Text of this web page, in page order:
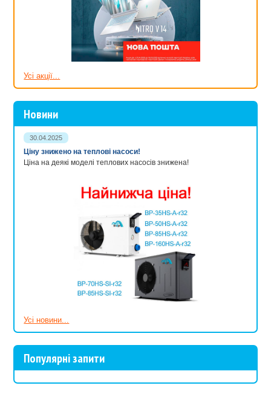
В системі водоочищення застосовують навісні фільтри та
Для освітлення використовують накладні прожектори.
Щоб урізноманітнити свій басейн і зробити його ще більш
функціональним, вже в процесі експлуатації власники
вирішуються на протитечію. І тоді, в цьому випадку, їм якраз
знадобиться навісна протитечія, щоб нічого не порушувати
"АкваЛавка" - надійний помічник у виборі обладнання
На сайті представлені найбільш надійні і всесвітньо визнані
торгові марки: Bridge, EMAUX, Gemas, Intex, Kripsol, Speck,
Vagner, Pahlen, Pentair і інші. На якому зупинити свій вибір -
залежить від наявності в лінійці потрібного товару, вимог, що
Приєднуйтесь до численної компанії клієнтів «АкваЛавки» і ми
допоможемо облаштувати водойму за всіма правилами, швидко,
якісно та сумлінно. З нами просто купити й легко обслуговувати
його надалі. Досвідчені консультанти завжди до Ваших послуг.
Усі акції...
Новини
30.04.2025
Ціну знижено на теплові насоси!
Ціна на деякі моделі теплових насосів знижена!
Усі новини...
Популярні запити